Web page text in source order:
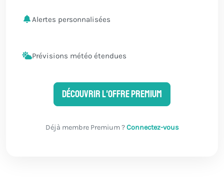
Alertes personnalisées
Prévisions météo étendues
Découvrir l'offre Premium
Déjà membre Premium ?Connectez-vous